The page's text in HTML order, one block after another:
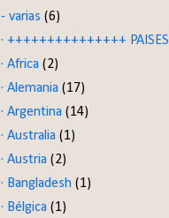
- varias (6)
· +++++++++++++++ PAISES
· Africa (2)
· Alemania (17)
· Argentina (14)
· Australia (1)
· Austria (2)
· Bangladesh (1)
· Bélgica (1)